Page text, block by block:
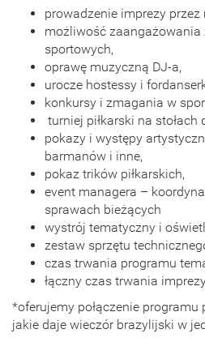
prowadzenie imprezy
możliwość
sportowych,
oprawę muzyczną DJ-a,
urocze hostessy i
konkursy i zmagania w
turniej piłkarski na stołach
pokazy i występy
barmanów i inne,
pokaz trików piłkarskich,
event managera –
sprawach bieżących
wystrój tematyczny i
zestaw sprzętu
czas trwania programu
łączny czas trwania
*oferujemy połączenie programu
jakie daje wieczór brazylijski w